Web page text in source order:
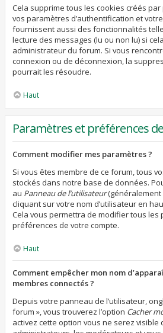
Cela supprime tous les cookies créés
vos paramètres d’authentification et
fournissent aussi des fonctionnalités
lecture des messages (lu ou non lu) si
administrateur du forum. Si vous
connexion ou de déconnexion, la
pourrait les résoudre.
Haut
Paramètres et préférences
Comment modifier mes paramètres ?
Si vous êtes membre de ce forum, tous
stockés dans notre base de données.
au Panneau de l’utilisateur(généralement
cliquant sur votre nom d’utilisateur en
Cela vous permettra de modifier tous les
préférences de votre compte.
Haut
Comment empêcher mon nom
membres connectés ?
Depuis votre panneau de l’utilisateur,
forum », vous trouverez l’option Cacher
activez cette option vous ne serez visible